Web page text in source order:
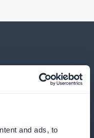
and ads, to